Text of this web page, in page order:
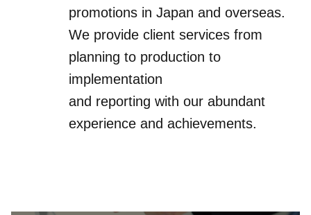
promotions in Japan and overseas.
We provide client services from
planning to production to
implementation
and reporting with our abundant
experience and achievements.